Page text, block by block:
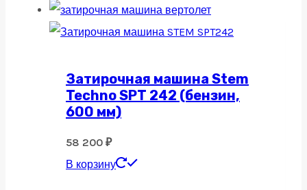
Затирочная машина Stem
Techno SPT 242 (бензин,
600 мм)
58 200 ₽
В корзину